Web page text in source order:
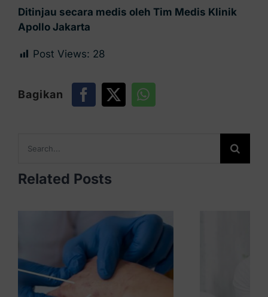
Ditinjau secara medis oleh Tim Medis Klinik
Apollo Jakarta
Post Views: 28
Bagikan
for:
Related Posts